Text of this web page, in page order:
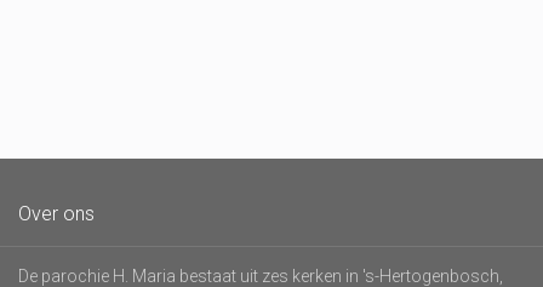
Over ons
De parochie H. Maria bestaat uit zes kerken in 's-Hertogenbosch,